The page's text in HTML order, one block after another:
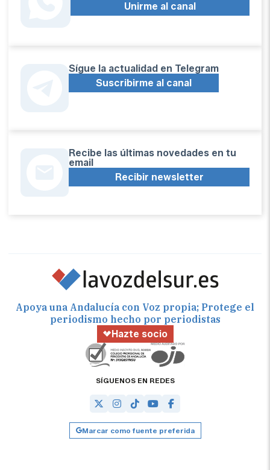
Unirme al canal
Sígue la actualidad en Telegram
Suscribirme al canal
Recibe las últimas novedades en tu
email
Recibir newsletter
Apoya una Andalucía con Voz propia; Protege el
periodismo hecho por periodistas
Hazte socio
SÍGUENOS EN REDES
Marcar como fuente preferida